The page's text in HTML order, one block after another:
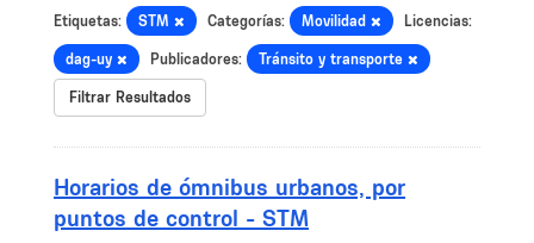
Etiquetas: STM Categorías: Movilidad Licencias:
dag-uy Publicadores: Tránsito y transporte
Filtrar Resultados
Horarios de ómnibus urbanos, por
puntos de control - STM